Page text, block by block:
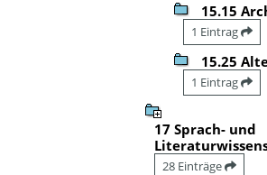
15.15
1 Eintrag
15.25
1 Eintrag
17 Sprach- und
28 Einträge